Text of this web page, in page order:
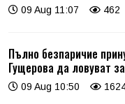
09 Aug 11:07 462
Пълно безпаричие
Гущерова да ловуват
09 Aug 10:50